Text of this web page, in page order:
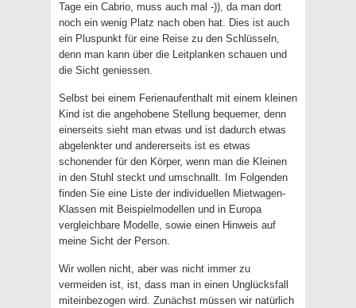
Tage ein Cabrio, muss auch mal -)), da man dort
noch ein wenig Platz nach oben hat. Dies ist auch
ein Pluspunkt für eine Reise zu den Schlüsseln,
denn man kann über die Leitplanken schauen und
die Sicht geniessen.
Selbst bei einem Ferienaufenthalt mit einem kleinen
Kind ist die angehobene Stellung bequemer, denn
einerseits sieht man etwas und ist dadurch etwas
abgelenkter und andererseits ist es etwas
schonender für den Körper, wenn man die Kleinen
in den Stuhl steckt und umschnallt. Im Folgenden
finden Sie eine Liste der individuellen Mietwagen-
Klassen mit Beispielmodellen und in Europa
vergleichbare Modelle, sowie einen Hinweis auf
meine Sicht der Person.
Wir wollen nicht, aber was nicht immer zu
vermeiden ist, ist, dass man in einen Unglücksfall
miteinbezogen wird. Zunächst müssen wir natürlich